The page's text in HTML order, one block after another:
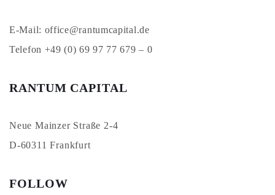
E-Mail: office@rantumcapital.de
Telefon +49 (0) 69 97 77 679 – 0
RANTUM CAPITAL
Neue Mainzer Straße 2-4
D-60311 Frankfurt
FOLLOW